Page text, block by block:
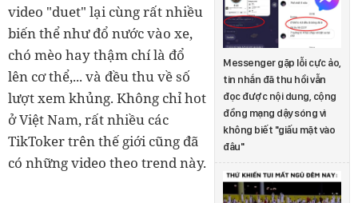
Messenger gặp lỗi cực ảo,
tin nhắn đã thu hồi vẫn
đọc được nội dung, cộng
đồng mạng dậy sóng vì
không biết "giấu mặt vào
đâu"
video "duet" lại cùng rất nhiều
biến thể như đổ nước vào xe,
chó mèo hay thậm chí là đổ
lên cơ thể,... và đều thu về số
lượt xem khủng. Không chỉ hot
ở Việt Nam, rất nhiều các
TikToker trên thế giới cũng đã
có những video theo trend này.